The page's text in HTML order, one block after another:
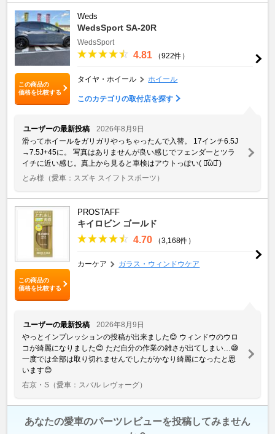
この商品の
価格を比較する
Weds
WedsSport SA-20R
WedsSport
4.81 （922件）
タイヤ・ホイール ホイール
このカテゴリの取付店を探す
ユーザーの最新投稿
2026年8月9日
滑ってホイールをガリガリやっちゃったんで入替。 17インチ6.5J
→7.5J+45に。 写真はありませんが良い感じでフェンダーとツラ
イチに近い感じ。真上から見ると車検はアウトっぽい( ･᷄ὢ･᷅ )
とみ様 （愛車：スズキ スイフトスポーツ）
この商品の
価格を比較する
PROSTAFF
キイロビン ゴールド
4.70 （3,168件）
カーケア ガラス・ウィンドウケア
ユーザーの最新投稿
2026年8月9日
やっとインプレッションの投稿が出来ました😊 ウィンドウのウロ
コが綺麗になりました😊 ただ自分の作業の雑さが出てしまい…😅
一度では全部は取り切れませんでしたがかなり綺麗になったと思
います😊
右京・S （愛車：スバル レヴォーグ）
あなたの愛車のパーツレビューを投稿してみません